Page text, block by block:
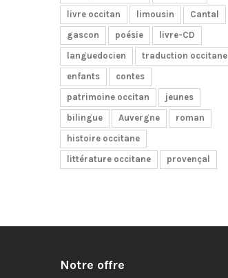
livre occitan
limousin
Cantal
gascon
poésie
livre-CD
languedocien
traduction occitane
enfants
contes
patrimoine occitan
jeunes
bilingue
Auvergne
roman
histoire occitane
littérature occitane
provençal
Notre offre